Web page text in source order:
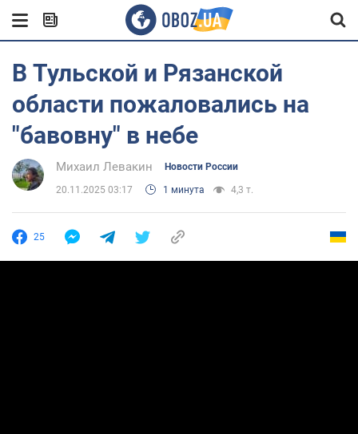
В Тульской и Рязанской
области пожаловались на
"бавовну" в небе
Михаил Левакин Новости России
20.11.2025 03:17 1 минута 4,3 т.
25